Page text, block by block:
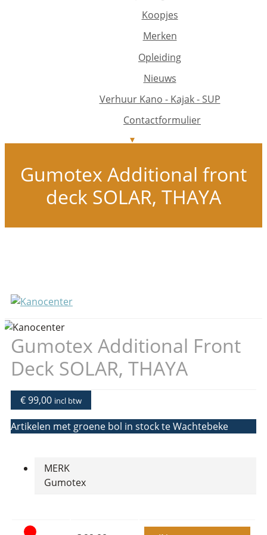
Koopjes
Merken
Opleiding
Nieuws
Verhuur Kano - Kajak - SUP
Contactformulier
Gumotex Additional front
deck SOLAR, THAYA
Gumotex Additional Front
Deck SOLAR, THAYA
€ 99,00 incl btw
Artikelen met groene bol in stock te Wachtebeke
MERK
Gumotex